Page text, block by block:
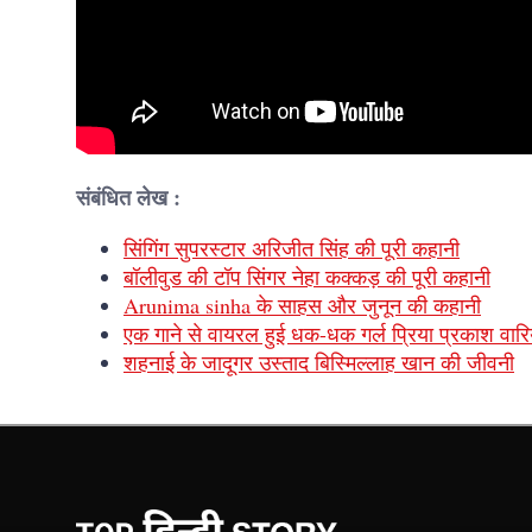
संबंधित लेख :
सिंगिंग सुपरस्टार अरिजीत सिंह की पूरी कहानी
बॉलीवुड की टॉप सिंगर नेहा कक्कड़ की पूरी कहानी
Arunima sinha के साहस और जुनून की कहानी
एक गाने से वायरल हुई धक-धक गर्ल प्रिया प्रकाश
शहनाई के जादूगर उस्ताद बिस्मिल्लाह खान की जीवनी